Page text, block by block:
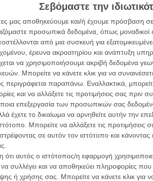
Σεβόμαστε την
μας αποθηκεύουμε και/ή έχουμε πρόσβαση
προσωπικά δεδομένα, όπως μοναδικοί
από μια συσκευή για
έρευνα ακροατηρίου και ανάπτυξη
να χρησιμοποιήσουμε ακριβή δεδομένα
Μπορείτε να κάνετε κλικ για να
περιγράφεται παραπάνω. Εναλλακτικά,
και να αλλάξετε τις προτιμήσεις σας πριν
επεξεργασία των προσωπικών σας
έχετε το δικαίωμα να αρνηθείτε αυτήν την
Μπορείτε να αλλάξετε τις
σε αυτόν τον ιστότοπο και
αυτός ο ιστότοπος/η εφαρμογή
συλλέγει και να αποθηκεύει πληροφορίες που
ή χρήσης σας. Μπορείτε να κάνετε κλικ για
την εξέλιξη της Κάιλι όχι μόνο ως
συνεχώς επανασχεδιαζόταν για να επιβιώσει
γύρω από τον Μάικλ Χάτσενς, του frontman
αποφεύγει τον εύκολο
την ίδια την Κάιλι να περιγράψει πώς εκείνη
εαυτό της. Οι σκηνές όπου προβάλλονται
έχουν μια σχεδόν στοιχειωμένη
που χάθηκε οριστικά.
να ακολουθεί ασφαλή
στιγμές του βρίσκει
της νοσταλγίας και
τα βλέπεις όλα σινεμά...
τρόπο του flix
του flix, στο inbox σου
ειδήσεις | νέες ταινίες | πρόγραμμα αιθουσών
| συνεντεύξεις | απόψεις | αφιερώματα | διαγωνισμοί